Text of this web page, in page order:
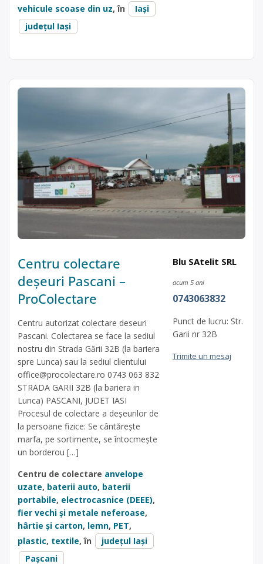
vehicule scoase din uz, în
Iași
județul Iași
Centru colectare
deșeuri Pascani –
ProColectare
Centru autorizat colectare deseuri
Pascani. Colectarea se face la sediul
nostru din Strada Gării 32B (la bariera
spre Lunca) sau la sediul clientului
office@procolectare.ro 0743 063 832
STRADA GARII 32B (la bariera in
Lunca) PASCANI, JUDET IASI
Procesul de colectare a deşeurilor de
la persoane fizice: Se cântăreşte
marfa, pe sortimente, se întocmeşte
un borderou […]
Centru de colectare anvelope
uzate, baterii auto, baterii
portabile, electrocasnice (DEEE),
fier vechi și metale neferoase,
hârtie și carton, lemn, PET,
plastic, textile, în
județul Iași
Pașcani
Blu SAtelit SRL
acum 5 ani
0743063832
Punct de lucru: Str.
Garii nr 32B
Trimite un mesaj